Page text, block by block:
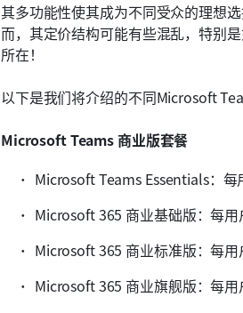
其多功能性使其成为不同受众的理想
而，其定价结构可能有些混乱，特别
所在！
以下是我们将介绍的不同Microsoft
Microsoft Teams 商业版套餐
Microsoft Teams Essentials：
Microsoft 365 商业基础版：每
Microsoft 365 商业标准版：每
Microsoft 365 商业旗舰版：每